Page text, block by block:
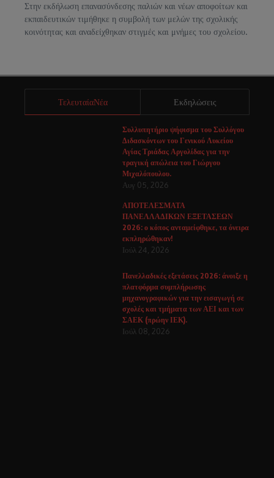
Στην εκδήλωση επανασύνδεσης παλιών και νέων αποφοίτων και
εκπαιδευτικών τιμήθηκε η συμβολή των μελών της σχολικής
κοινότητας και αναδείχθηκαν στιγμές και μνήμες του σχολείου.
ΤελευταίαΝέα Εκδηλώσεις
Συλλυπητήριο ψήφισμα του Συλλόγου
Διδασκόντων του Γενικού Λυκείου
Αγίας Τριάδας Αργολίδας για την
τραγική απώλεια του Γιώργου
Μιχαλόπουλου.
Αυγ 05, 2026
ΑΠΟΤΕΛΕΣΜΑΤΑ
ΠΑΝΕΛΛΑΔΙΚΩΝ ΕΞΕΤΑΣΕΩΝ
2026: ο κόπος ανταμείφθηκε, τα όνειρα
εκπληρώθηκαν!
Ιούλ 24, 2026
Πανελλαδικές εξετάσεις 2026: άνοιξε η
πλατφόρμα συμπλήρωσης
μηχανογραφικών για την εισαγωγή σε
σχολές και τμήματα των ΑΕΙ και των
ΣΑΕΚ (πρώην ΙΕΚ).
Ιούλ 08, 2026